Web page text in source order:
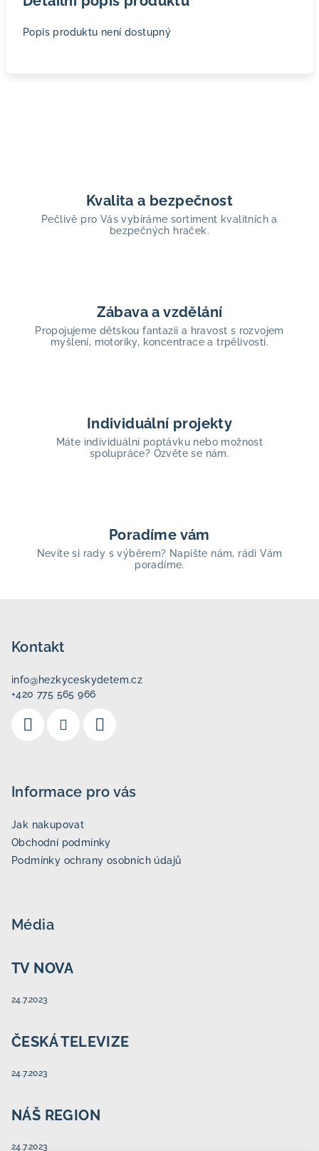
Popis produktu není dostupný
Kvalita a bezpečnost
Pečlivě pro Vás vybíráme sortiment kvalitních a
bezpečných hraček.
Zábava a vzdělání
Propojujeme dětskou fantazii a hravost s rozvojem
myšlení, motoriky, koncentrace a trpělivosti.
Individuální projekty
Máte individuální poptávku nebo možnost
spolupráce? Ozvěte se nám.
Poradíme vám
Nevíte si rady s výběrem? Napište nám, rádi Vám
poradíme.
Kontakt
info@hezkyceskydetem.cz
+420 775 565 966
Informace pro vás
Jak nakupovat
Obchodní podmínky
Podmínky ochrany osobních údajů
Média
TV NOVA
24.7.2023
ČESKÁ TELEVIZE
24.7.2023
NÁŠ REGION
24.7.2023